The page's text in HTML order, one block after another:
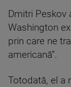
Dmitri Peskov
Washington
prin care ne
americană”.
Totodată, el a